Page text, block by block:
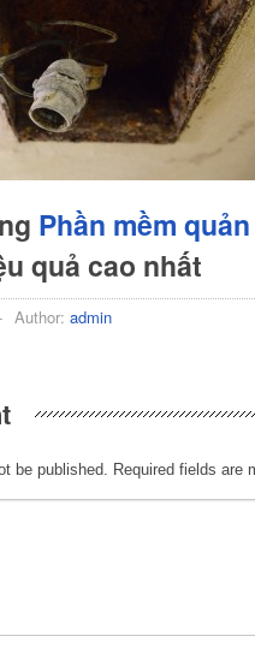
Phần mềm
quả cao nhất
Author: admin
be published. Required fields are